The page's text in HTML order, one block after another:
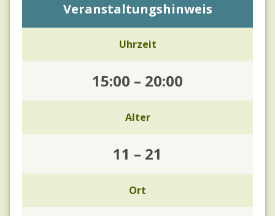
Veranstaltungshinweis
Uhrzeit
15:00 – 20:00
Alter
11 – 21
Ort